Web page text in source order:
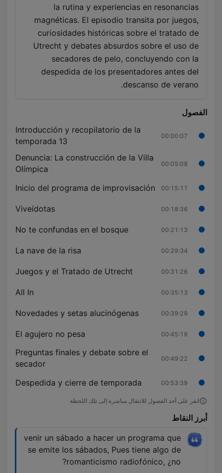
la rutina y experiencias en resonancias
magnéticas. El episodio transita por juegos,
curiosidades históricas sobre el tratado de
Utrecht y debates absurdos sobre el uso de
secadores de pelo, concluyendo con la
despedida de los presentadores antes del
descanso de verano.
الفصول
00:00:07
Introducción y recopilatorio de la
temporada 13
00:05:08
Denuncia: La construcción de la Villa
Olímpica
00:15:11
Inicio del programa de improvisación
00:18:36
Viveídotas
00:21:13
No te confundas en el bosque
00:29:34
La nave de la risa
00:31:26
Juegos y el Tratado de Utrecht
00:35:13
All In
00:39:29
Novedades y setas alucinógenas
00:45:19
El agujero no pesa
00:49:22
Preguntas finales y debate sobre el
secador
00:53:39
Despedida y cierre de temporada
انقر على أحد الفصول للانتقال مباشرة إلى تلك اللحظة
أبرز النقاط
venir un sábado a hacer un programa que
se emite los sábados, Pues tiene algo de
romanticismo radiofónico, ¿no?